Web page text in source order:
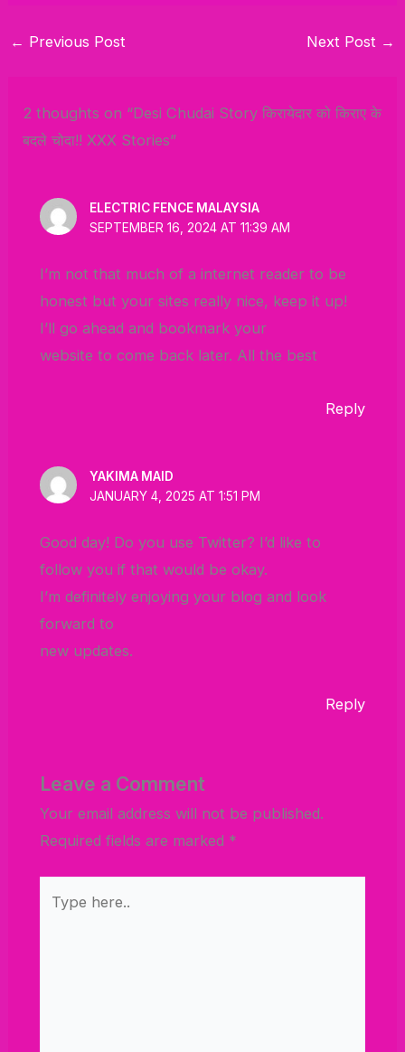
← Previous Post Next Post →
2 thoughts on “Desi Chudai Story किरायेदार को किराए के
बदले चोदा!! XXX Stories”
ELECTRIC FENCE MALAYSIA
SEPTEMBER 16, 2024 AT 11:39 AM
I’m not that much of a internet reader to be
honest but your sites really nice, keep it up!
I’ll go ahead and bookmark your
website to come back later. All the best
Reply
YAKIMA MAID
JANUARY 4, 2025 AT 1:51 PM
Good day! Do you use Twitter? I’d like to
follow you if that would be okay.
I’m definitely enjoying your blog and look
forward to
new updates.
Reply
Leave a Comment
Your email address will not be published.
Required fields are marked *